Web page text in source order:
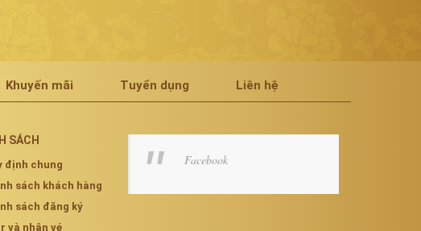
Khuyến mãi Tuyển dụng Liên hệ
SÁCH
định chung
sách khách hàng
sách đăng ký
và nhận vé
Facebook